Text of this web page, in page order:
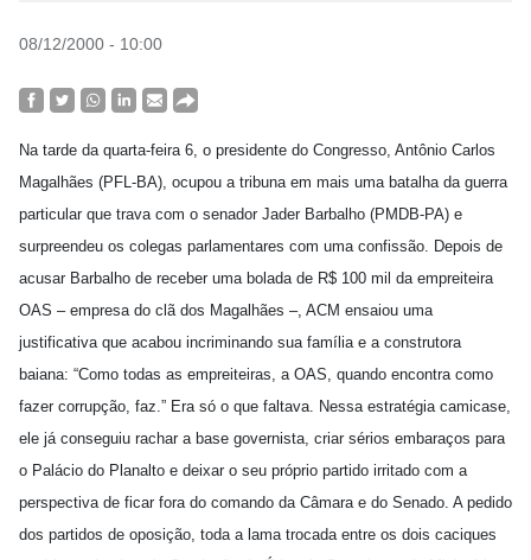
08/12/2000 - 10:00
Na tarde da quarta-feira 6, o presidente do Congresso, Antônio Carlos
Magalhães (PFL-BA), ocupou a tribuna em mais uma batalha da guerra
particular que trava com o senador Jader Barbalho (PMDB-PA) e
surpreendeu os colegas parlamentares com uma confissão. Depois de
acusar Barbalho de receber uma bolada de R$ 100 mil da empreiteira
OAS – empresa do clã dos Magalhães –, ACM ensaiou uma
justificativa que acabou incriminando sua família e a construtora
baiana: “Como todas as empreiteiras, a OAS, quando encontra como
fazer corrupção, faz.” Era só o que faltava. Nessa estratégia camicase,
ele já conseguiu rachar a base governista, criar sérios embaraços para
o Palácio do Planalto e deixar o seu próprio partido irritado com a
perspectiva de ficar fora do comando da Câmara e do Senado. A pedido
dos partidos de oposição, toda a lama trocada entre os dois caciques